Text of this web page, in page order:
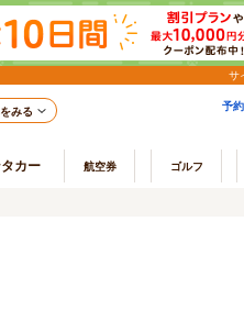
サ
みる 予
カー 航空券 ゴルフ